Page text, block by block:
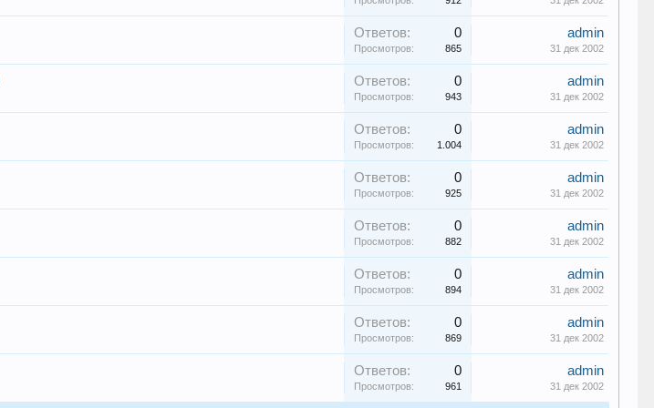
Ответов: 0
Просмотров: 865
admin
31 дек 2002
Ответов: 0
Просмотров: 943
admin
31 дек 2002
Ответов: 0
Просмотров: 1.004
admin
31 дек 2002
Ответов: 0
Просмотров: 925
admin
31 дек 2002
Ответов: 0
Просмотров: 882
admin
31 дек 2002
Ответов: 0
Просмотров: 894
admin
31 дек 2002
Ответов: 0
Просмотров: 869
admin
31 дек 2002
Ответов: 0
Просмотров: 961
admin
31 дек 2002